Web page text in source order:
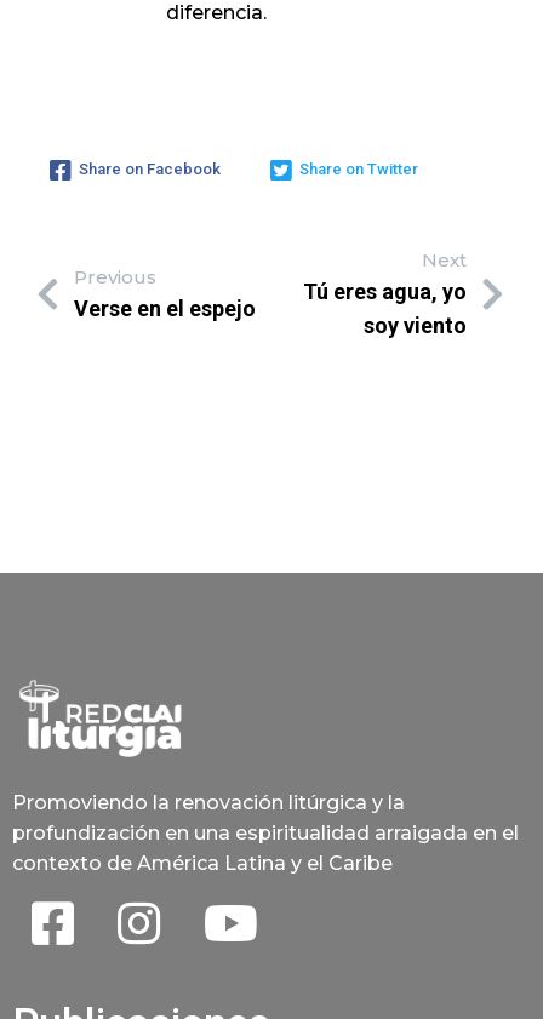
diferencia.
Share on Facebook Share on Twitter
Previous
Verse en el espejo
Next
Tú eres agua, yo
soy viento
Promoviendo la renovación litúrgica y la
profundización en una espiritualidad arraigada en el
contexto de América Latina y el Caribe